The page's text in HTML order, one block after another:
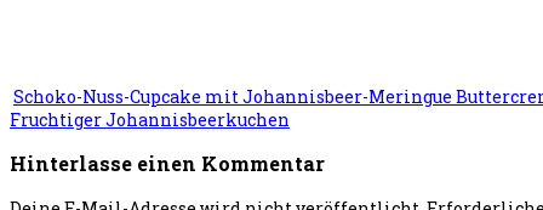
Schoko-Nuss-Cupcake mit Johannisbeer-Meringue
Fruchtiger Johannisbeerkuchen
Hinterlasse einen Kommentar